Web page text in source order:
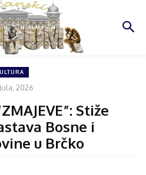
2026
Stiže
Bosne i
u Brčko